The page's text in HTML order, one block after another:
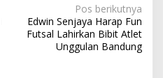
Pos berikutnya
Edwin Senjaya Harap Fun
Futsal Lahirkan Bibit Atlet
Unggulan Bandung